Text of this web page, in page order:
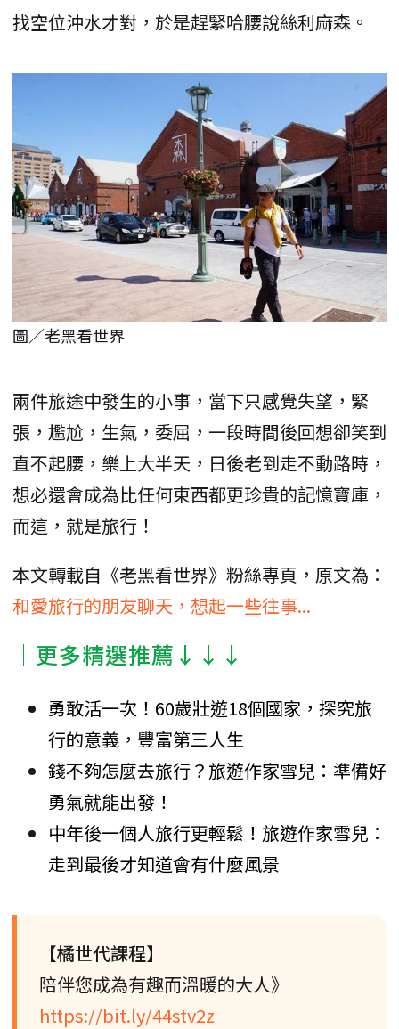
找空位沖水才對，於是趕緊哈腰說絲利麻森。
圖／老黑看世界
兩件旅途中發生的小事，當下只感覺失望，緊
張，尷尬，生氣，委屈，一段時間後回想卻笑到
直不起腰，樂上大半天，日後老到走不動路時，
想必還會成為比任何東西都更珍貴的記憶寶庫，
而這，就是旅行！
本文轉載自《老黑看世界》粉絲專頁，原文為：
和愛旅行的朋友聊天，想起一些往事...
│更多精選推薦↓↓↓
勇敢活一次！60歲壯遊18個國家，探究旅
行的意義，豐富第三人生
錢不夠怎麼去旅行？旅遊作家雪兒：準備好
勇氣就能出發！
中年後一個人旅行更輕鬆！旅遊作家雪兒：
走到最後才知道會有什麼風景
【橘世代課程】
陪伴您成為有趣而溫暖的大人》
https://bit.ly/44stv2z